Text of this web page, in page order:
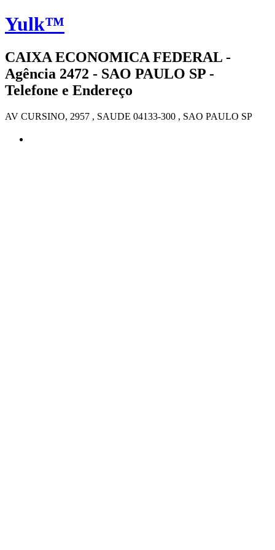
Yulk™
CAIXA ECONOMICA FEDERAL -
Agência 2472 - SAO PAULO SP -
Telefone e Endereço
AV CURSINO, 2957 , SAUDE 04133-300 , SAO PAULO SP